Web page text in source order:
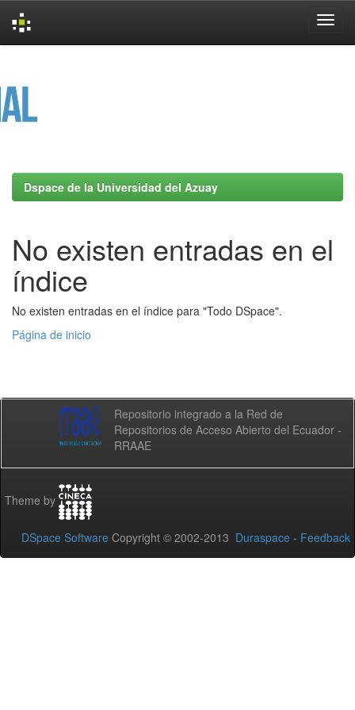
Dspace de la Universidad del Azuay
No existen entradas en el
índice
No existen entradas en el índice para "Todo DSpace".
Página de inicio
Repositorio integrado a la Red de
Repositorios de Acceso Abierto del Ecuador -
RRAAE
Theme by
DSpace Software Copyright © 2002-2013 Duraspace - Feedback